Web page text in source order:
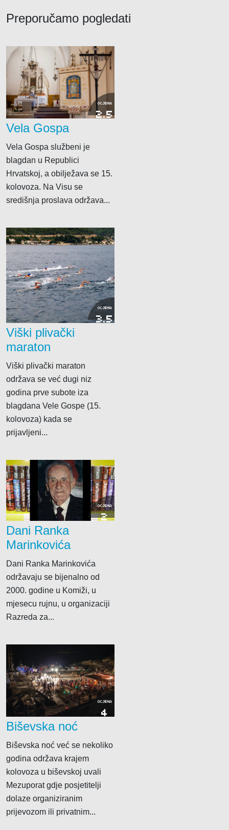
Preporučamo pogledati
OCJENA
2.5
Vela Gospa
Vela Gospa službeni je
blagdan u Republici
Hrvatskoj, a obilježava se 15.
kolovoza. Na Visu se
središnja proslava održava...
OCJENA
3.5
Viški plivački
maraton
Viški plivački maraton
održava se već dugi niz
godina prve subote iza
blagdana Vele Gospe (15.
kolovoza) kada se
prijavljeni...
OCJENA
2
Dani Ranka
Marinkovića
Dani Ranka Marinkovića
održavaju se bijenalno od
2000. godine u Komiži, u
mjesecu rujnu, u organizaciji
Razreda za...
OCJENA
4
Biševska noć
Biševska noć već se nekoliko
godina održava krajem
kolovoza u biševskoj uvali
Mezuporat gdje posjetitelji
dolaze organiziranim
prijevozom ili privatnim...